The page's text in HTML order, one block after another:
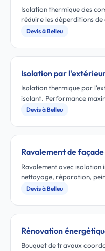
Isolation thermique des
réduire les déperditions
Devis à Belleu
Isolation par
Isolation thermique par
isolant. Performance
Devis à Belleu
Ravalement de façade
Ravalement avec isolation
nettoyage, réparation,
Devis à Belleu
Rénovation
Bouquet de travaux